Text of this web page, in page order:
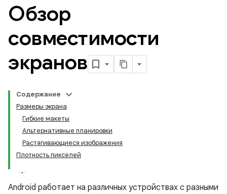
Обзор
совместимости
экранов
Содержание
Размеры экрана
Гибкие макеты
Альтернативные планировки
Растягивающиеся изображения
Плотность пикселей
Android работает на различных устройствах с разными